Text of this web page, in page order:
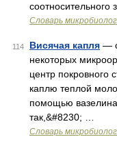
соотносительного
Словарь
114 Висячая капля —
некоторых
центр покровного
каплю теплой
помощью
так,&#8230; …
Словарь